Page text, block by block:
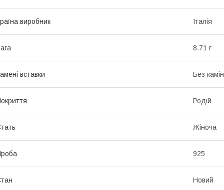
виробник Італія
8.71 г
вставки Без
Родій
Жіноча
925
Новий